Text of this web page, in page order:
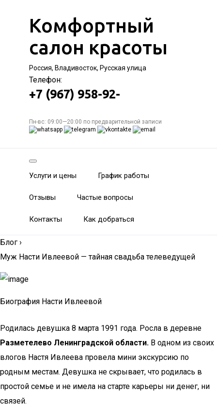
Комфортный
салон красоты
Россия, Владивосток, Русская улица
Телефон:
+7 (967) 958-92-
Пн-вс: 09:00—20:00 по предварительной записи
Услуги и цены График работы
Отзывы Частые вопросы
Контакты Как добраться
Блог ›
Муж Насти Ивлеевой — тайная свадьба телеведущей
Биография Насти Ивлеевой
Родилась девушка 8 марта 1991 года. Росла в деревне
Разметелево Ленинградской области. В одном из своих
влогов Настя Ивлеева провела мини экскурсию по
родным местам. Девушка не скрывает, что родилась в
простой семье и не имела на старте карьеры ни денег, ни
связей.